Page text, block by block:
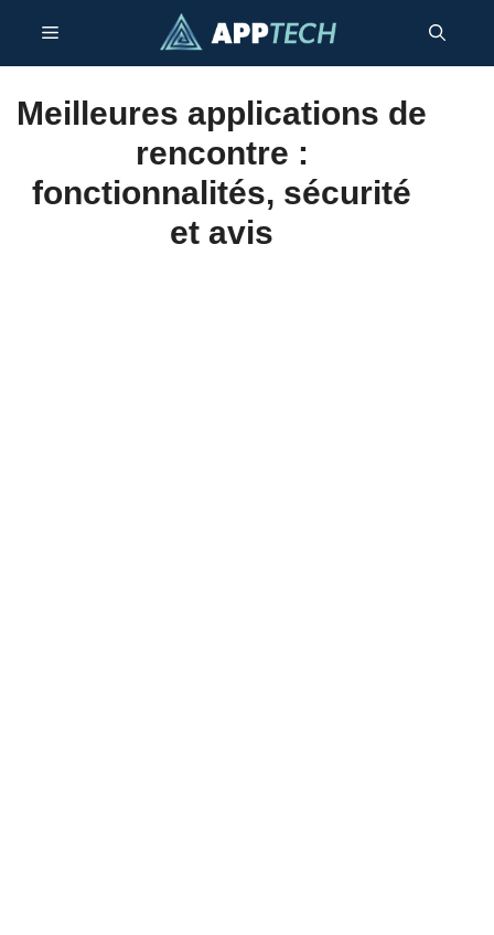
contenu
Menu
Meilleures applications de
rencontre :
fonctionnalités, sécurité
et avis